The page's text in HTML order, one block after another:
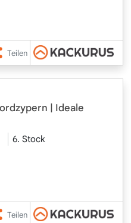
Teilen
| Ideale
6. Stock
Teilen